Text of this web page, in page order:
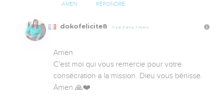
AMEN RÉPONDRE
dokofelicite8 Il y a 2 ans, 1 mois
Amen
C'est moi qui vous remercie pour votre
consécration a la mission. Dieu vous bénisse.
Amen 🙏❤️